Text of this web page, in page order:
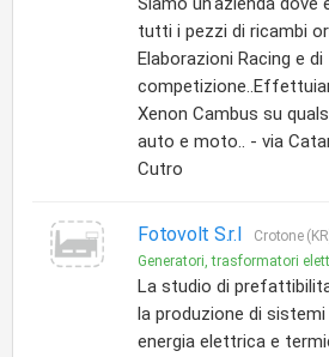
tutti i pezzi di ricambi
Elaborazioni Racing e di
Xenon Cambus su
auto e moto.. - via
Cutro
Fotovolt S.r.l
Crotone
Generatori, trasformatori
La studio di
la produzione di
energia elettrica e